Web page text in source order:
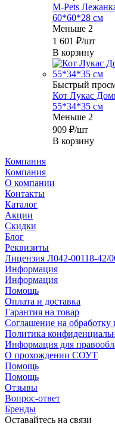
M-Pets
60*60*28 см
Меньше 2
1 601 ₽/шт
В корзину
Быстрый
Кот Лукас
55*34*35 см
Меньше 2
909 ₽/шт
В корзину
Компания
Компания
О компании
Контакты
Каталог
Акции
Скидки
Блог
Реквизиты
Лицензия Л042-00118-42/
Информация
Информация
Помощь
Оплата и доставка
Гарантия на товар
Соглашение на
Политика
Информация для
О прохождении СОУТ
Помощь
Помощь
Отзывы
Вопрос-ответ
Бренды
Оставайтесь на связи